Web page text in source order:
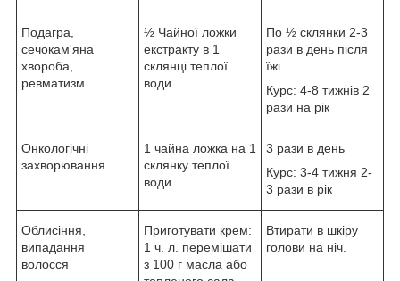
Подагра,
сечокам'яна
хвороба,
ревматизм
½ Чайної ложки
екстракту в 1
склянці теплої
води
По ½ склянки 2-3
рази в день після
їжі.
Курс: 4-8 тижнів 2
рази на рік
Онкологічні
захворювання
1 чайна ложка на 1
склянку теплої
води
3 рази в день
Курс: 3-4 тижня 2-
3 рази в рік
Облисіння,
випадання
волосся
Приготувати крем:
1 ч. л. перемішати
з 100 г масла або
Втирати в шкіру
голови на ніч.